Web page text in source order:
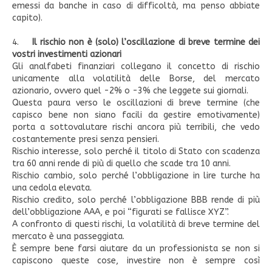
emessi da banche in caso di difficoltà, ma penso abbiate
capito).
4.
Il rischio non è (solo) l’oscillazione di breve termine dei
vostri investimenti azionari
Gli analfabeti finanziari collegano il concetto di rischio
unicamente alla volatilità delle Borse, del mercato
azionario, ovvero quel -2% o -3% che leggete sui giornali.
Questa paura verso le oscillazioni di breve termine (che
capisco bene non siano facili da gestire emotivamente)
porta a sottovalutare rischi ancora più terribili, che vedo
costantemente presi senza pensieri.
Rischio interesse, solo perché il titolo di Stato con scadenza
tra 60 anni rende di più di quello che scade tra 10 anni.
Rischio cambio, solo perché l’obbligazione in lire turche ha
una cedola elevata.
Rischio credito, solo perché l’obbligazione BBB rende di più
dell’obbligazione AAA, e poi “figurati se fallisce XYZ”.
A confronto di questi rischi, la volatilità di breve termine del
mercato è una passeggiata.
È sempre bene farsi aiutare da un professionista se non si
capiscono queste cose, investire non è sempre così